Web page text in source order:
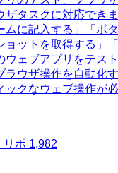
ザタスクに対応でき
ムに記入する」「ボ
ョットを取得する」
ウェブアプリをテス
ラウザ操作を自動化
ックなウェブ操作が
リポ 1,982